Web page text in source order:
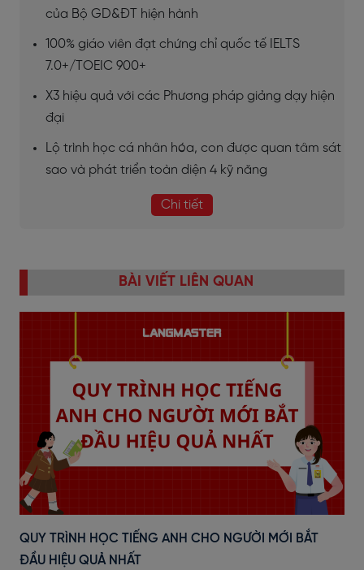
của Bộ GD&ĐT hiện hành
100% giáo viên đạt chứng chỉ quốc tế IELTS
7.0+/TOEIC 900+
X3 hiệu quả với các Phương pháp giảng dạy hiện
đại
Lộ trình học cá nhân hóa, con được quan tâm sát
sao và phát triển toàn diện 4 kỹ năng
Chi tiết
BÀI VIẾT LIÊN QUAN
QUY TRÌNH HỌC TIẾNG ANH CHO NGƯỜI MỚI BẮT
ĐẦU HIỆU QUẢ NHẤT